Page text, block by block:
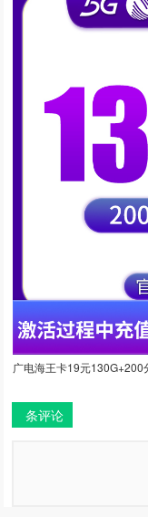
广电海王卡19元130G+200
条评论